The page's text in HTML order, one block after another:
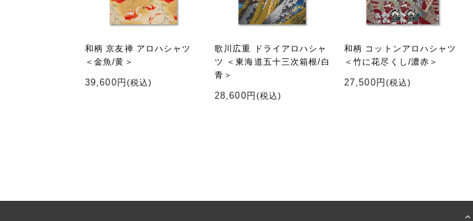
和柄 京友禅 アロハシャツ
＜金魚/黄＞
39,600円 (税込)
歌川広重 ドライアロハシャ
ツ ＜東海道五十三次箱根/白
青＞
28,600円 (税込)
和柄 コットンアロハシャツ
＜竹に花尽くし/濃赤＞
27,500円 (税込)